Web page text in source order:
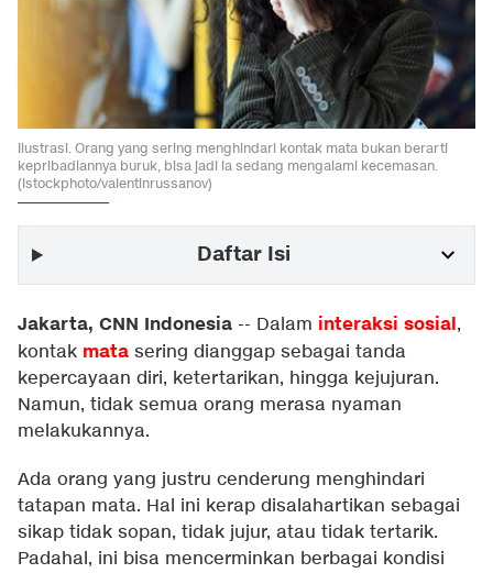
Ilustrasi. Orang yang sering menghindari kontak mata bukan berarti
kepribadiannya buruk, bisa jadi ia sedang mengalami kecemasan.
(Istockphoto/valentinrussanov)
Daftar Isi
Jakarta, CNN Indonesia -- Dalam interaksi sosial,
kontak mata sering dianggap sebagai tanda
kepercayaan diri, ketertarikan, hingga kejujuran.
Namun, tidak semua orang merasa nyaman
melakukannya.
Ada orang yang justru cenderung menghindari
tatapan mata. Hal ini kerap disalahartikan sebagai
sikap tidak sopan, tidak jujur, atau tidak tertarik.
Padahal, ini bisa mencerminkan berbagai kondisi